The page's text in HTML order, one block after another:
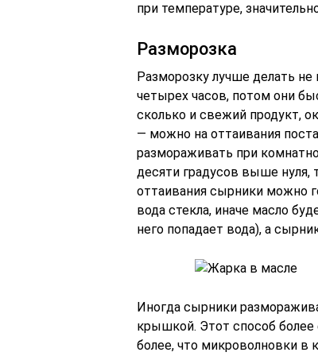
при температуре,
Разморозка
Разморозку лучше делать
четырех часов, потом они
сколько и свежий продукт,
— можно на оттаивания
размораживать при
десяти градусов выше нуля,
оттаивания сырники можно
вода стекла, иначе масло
него попадает вода), а
Иногда сырники
крышкой. Этот способ
более, что микроволновки